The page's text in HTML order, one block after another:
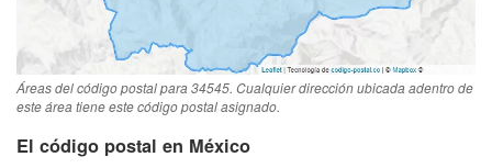
Áreas del código postal para 34545. Cualquier dirección ubicada adentro de
este área tiene este código postal asignado.
El código postal en México